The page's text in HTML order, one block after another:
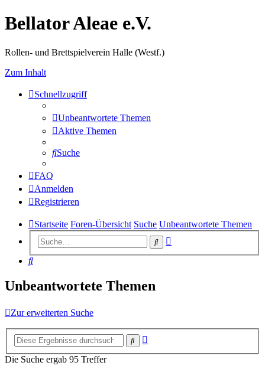
Bellator Aleae e.V.
Rollen- und Brettspielverein Halle (Westf.)
Zum Inhalt
Schnellzugriff
Unbeantwortete Themen
Aktive Themen
Suche
FAQ
Anmelden
Registrieren
Startseite Foren-Übersicht Suche Unbeantwortete Themen
Suche
Suche
Unbeantwortete Themen
Zur erweiterten Suche
Suche
Die Suche ergab 95 Treffer